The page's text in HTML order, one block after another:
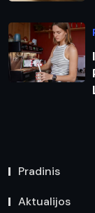
Pradinis
Aktualijos